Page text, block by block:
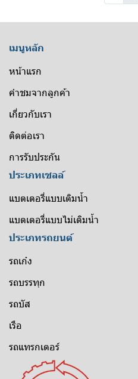
เมนูหลัก
หน้าแรก
คำชมจากลูกค้า
เกี่ยวกับเรา
ติดต่อเรา
การรับประกัน
ประเภทเซลล์
แบตเตอรี่แบบเติมน้ำ
แบตเตอรี่แบบไม่เติมน้ำ
ประเภทรถยนต์
รถเก๋ง
รถบรรทุก
รถบัส
เรือ
รถแทรกเตอร์